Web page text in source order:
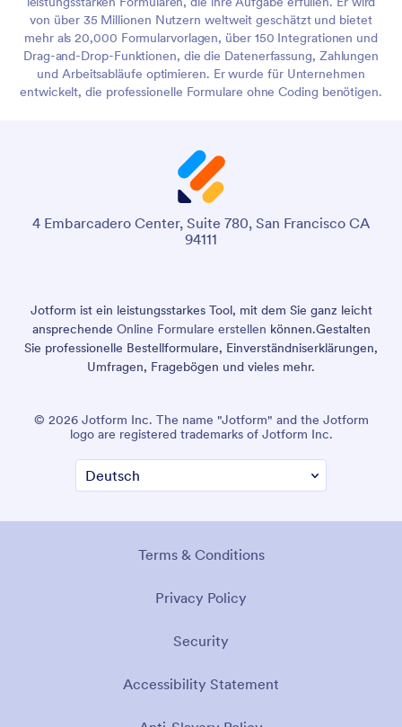
von über 35 Millionen Nutzern weltweit geschätzt und bietet
mehr als 20,000 Formularvorlagen, über 150 Integrationen und
Drag-and-Drop-Funktionen, die die Datenerfassung, Zahlungen
und Arbeitsabläufe optimieren. Er wurde für Unternehmen
entwickelt, die professionelle Formulare ohne Coding benötigen.
4 Embarcadero Center, Suite 780, San Francisco CA
94111
Jotform ist ein leistungsstarkes Tool, mit dem Sie ganz leicht
ansprechende Online Formulare erstellen können.Gestalten
Sie professionelle Bestellformulare, Einverständniserklärungen,
Umfragen, Fragebögen und vieles mehr.
© 2026 Jotform Inc. The name "Jotform" and the Jotform
logo are registered trademarks of Jotform Inc.
Terms & Conditions
Privacy Policy
Security
Accessibility Statement